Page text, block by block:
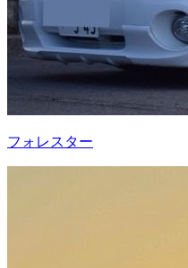
フォレスター